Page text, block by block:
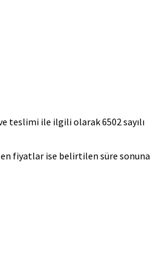
teslimi ile ilgili olarak 6502 sayılı
fiyatlar ise belirtilen süre sonuna